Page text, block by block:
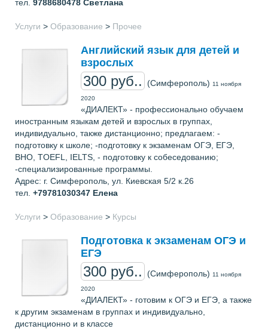
тел. 9788680478 Светлана
Услуги > Образование > Прочее
Английский язык для детей и
взрослых
300 руб.. (Симферополь) 11 ноября
2020
«ДИАЛЕКТ» - профессионально обучаем
иностранным языкам детей и взрослых в группах,
индивидуально, также дистанционно; предлагаем: -
подготовку к школе; -подготовку к экзаменам ОГЭ, ЕГЭ,
ВНО, TOEFL, IELTS, - подготовку к собеседованию;
-специализированные программы.
Адрес: г. Симферополь, ул. Киевская 5/2 к.26
тел. +79781030347 Елена
Услуги > Образование > Курсы
Подготовка к экзаменам ОГЭ и
ЕГЭ
300 руб.. (Симферополь) 11 ноября
2020
«ДИАЛЕКТ» - готовим к ОГЭ и ЕГЭ, а также
к другим экзаменам в группах и индивидуально,
дистанционно и в классе